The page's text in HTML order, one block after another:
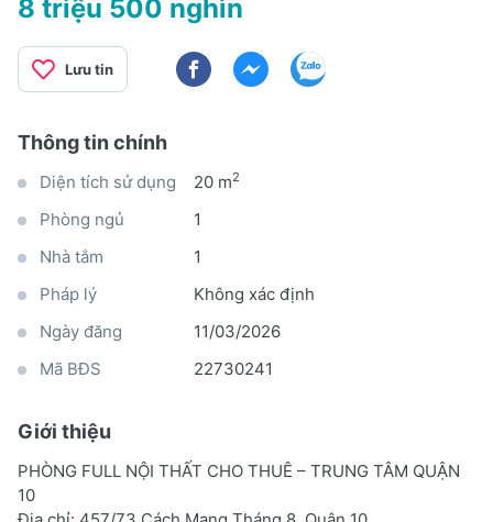
8 triệu 500 nghìn
Lưu tin
Thông tin chính
Diện tích sử dụng 20 m2
Phòng ngủ
1
Nhà tắm
1
Pháp lý
Không xác định
Ngày đăng
11/03/2026
Mã BĐS
22730241
Giới thiệu
PHÒNG FULL NỘI THẤT CHO THUÊ – TRUNG TÂM QUẬN
10